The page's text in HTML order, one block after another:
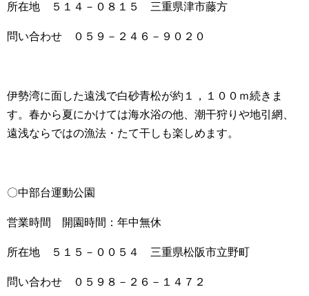
所在地 ５１４－０８１５ 三重県津市藤方
問い合わせ ０５９－２４６－９０２０
伊勢湾に面した遠浅で白砂青松が約１，１００ｍ続きま
す。春から夏にかけては海水浴の他、潮干狩りや地引網、
遠浅ならではの漁法・たて干しも楽しめます。
〇中部台運動公園
営業時間 開園時間：年中無休
所在地 ５１５－００５４ 三重県松阪市立野町
問い合わせ ０５９８－２６－１４７２